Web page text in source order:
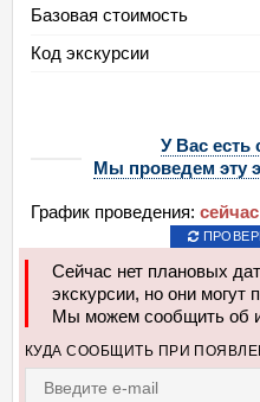
Базовая стоимость
Код экскурсии
У Вас есть
Мы проведем эту
График проведения:
Сейчас нет плановых
экскурсии, но они могут
Мы можем сообщить об
КУДА СООБЩИТЬ ПРИ